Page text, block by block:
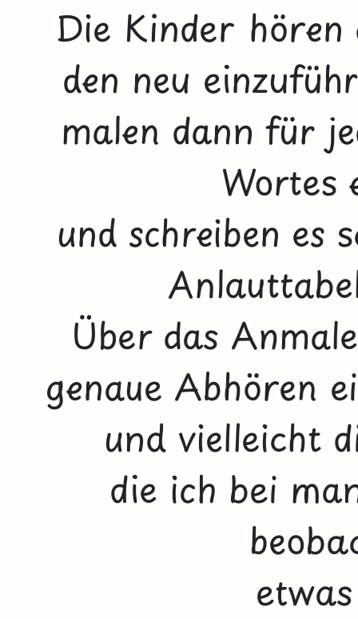
Die Kinder
den neu
malen dann für
Wortes
und schreiben es
Über das
genaue Abhören
und vielleicht
die ich bei